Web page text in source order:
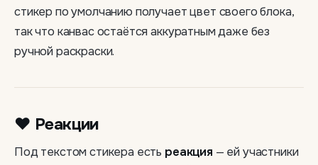
стикер по умолчанию получает цвет своего блока,
так что канвас остаётся аккуратным даже без
ручной раскраски.
❤️ Реакции
Под текстом стикера есть реакция — ей участники